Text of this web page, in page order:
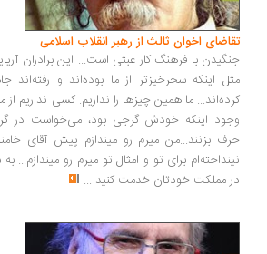
اخوان ثالث از رهبر انقلاب اسلامی
با فرهنگ کار عبثی است... این برادران آریایی ما و
اینکه سحرخیزتر از ما بوده‌اند و رفته‌اند
ما همین چیزها را نداریم. کسی نداریم از ما انتقاد
اینکه خودش گرجی بود، می‌خواست در
بزنند...من میرم رو میندازم پیش آقای خامنه‌ای،
برای تو و امثال تو میرم رو میندازم... به شرطی
مملکت خودتان خدمت کنید...